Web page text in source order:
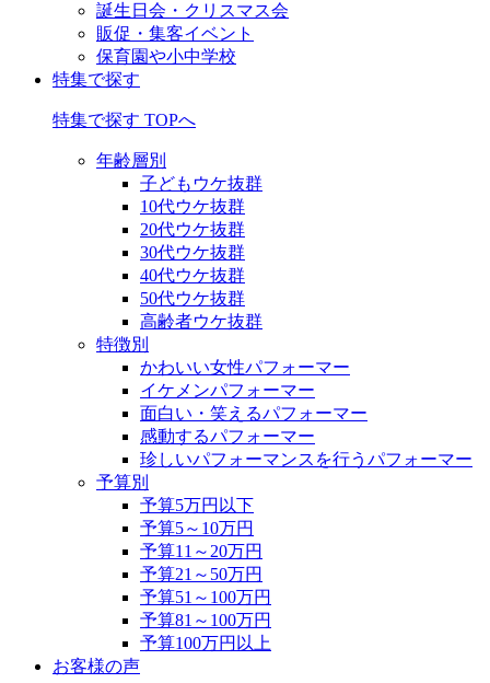
誕生日会・クリスマス会
販促・集客イベント
保育園や小中学校
特集で探す
特集で探す TOPへ
年齢層別
子どもウケ抜群
10代ウケ抜群
20代ウケ抜群
30代ウケ抜群
40代ウケ抜群
50代ウケ抜群
高齢者ウケ抜群
特徴別
かわいい女性パフォーマー
イケメンパフォーマー
面白い・笑えるパフォーマー
感動するパフォーマー
珍しいパフォーマンスを行うパフォーマー
予算別
予算5万円以下
予算5～10万円
予算11～20万円
予算21～50万円
予算51～100万円
予算81～100万円
予算100万円以上
お客様の声